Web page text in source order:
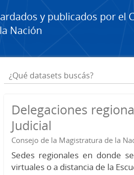
y publicados por el
Nación
Delegaciones
Judicial
Consejo de la Magistratura de la
Sedes regionales en donde
virtuales o a distancia de la